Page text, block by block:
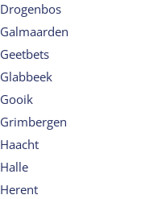
Drogenbos
Galmaarden
Geetbets
Glabbeek
Gooik
Grimbergen
Haacht
Halle
Herent